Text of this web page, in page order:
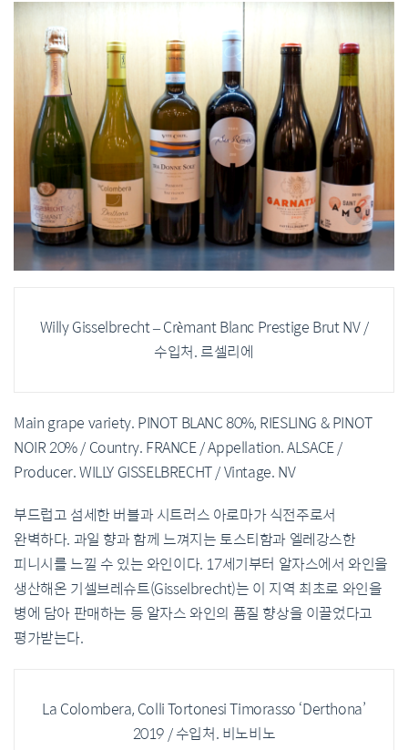
Willy Gisselbrecht – Crèmant Blanc Prestige Brut NV /
수입처. 르셀리에
Main grape variety. PINOT BLANC 80%, RIESLING & PINOT
NOIR 20% / Country. FRANCE / Appellation. ALSACE /
Producer. WILLY GISSELBRECHT / Vintage. NV
부드럽고 섬세한 버블과 시트러스 아로마가 식전주로서
완벽하다. 과일 향과 함께 느껴지는 토스티함과 엘레강스한
피니시를 느낄 수 있는 와인이다. 17세기부터 알자스에서 와인을
생산해온 기셀브레슈트(Gisselbrecht)는 이 지역 최초로 와인을
병에 담아 판매하는 등 알자스 와인의 품질 향상을 이끌었다고
평가받는다.
La Colombera, Colli Tortonesi Timorasso ‘Derthona’
2019 / 수입처. 비노비노